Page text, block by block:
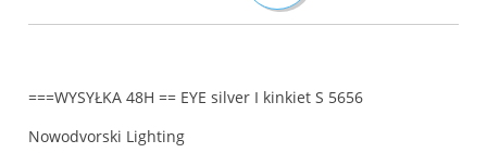
===WYSYŁKA 48H == EYE silver I kinkiet S 5656
Nowodvorski Lighting